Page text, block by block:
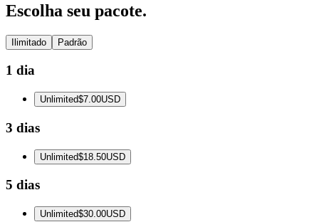
Escolha seu pacote.
Ilimitado Padrão
1 dia
Unlimited$7.00USD
3 dias
Unlimited$18.50USD
5 dias
Unlimited$30.00USD